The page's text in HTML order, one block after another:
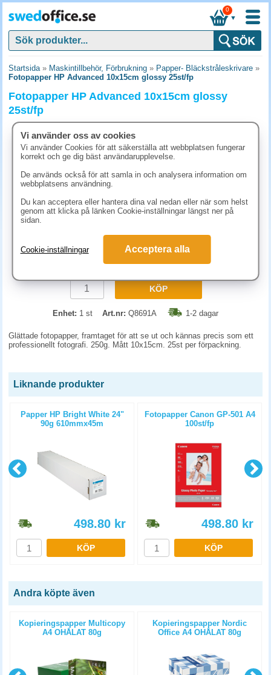
▼
0
Startsida» Maskintillbehör, Förbrukning » Papper- Bläckstråleskrivare »
Fotopapper HP Advanced 10x15cm glossy 25st/fp
Fotopapper HP Advanced 10x15cm glossy
25st/fp
124.90 kr (inkl. moms)
KÖP
Enhet: 1 st Art.nr: Q8691A 1-2 dagar
Glättade fotopapper, framtaget för att se ut och kännas precis som ett
professionellt fotografi. 250g. Mått 10x15cm. 25st per förpackning.
Liknande produkter
Papper HP Bright White 24"
90g 610mmx45m
498.80 kr
KÖP
Fotopapper Canon GP-501 A4
100st/fp
498.80 kr
KÖP
Andra köpte även
Kopieringspapper Multicopy
A4 OHÅLAT 80g
Kopieringspapper Nordic
Office A4 OHÅLAT 80g
Vi använder oss av cookies
Vi använder Cookies för att säkerställa att webbplatsen fungerar
korrekt och ge dig bäst användarupplevelse.
De används också för att samla in och analysera information om
webbplatsens användning.
Du kan acceptera eller hantera dina val nedan eller när som helst
genom att klicka på länken Cookie-inställningar längst ner på
sidan.
Cookie-inställningar Acceptera alla